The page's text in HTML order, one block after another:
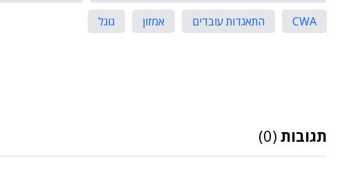
CWA
התאגדות עובדים אמזון גוגל
תגובות (0)